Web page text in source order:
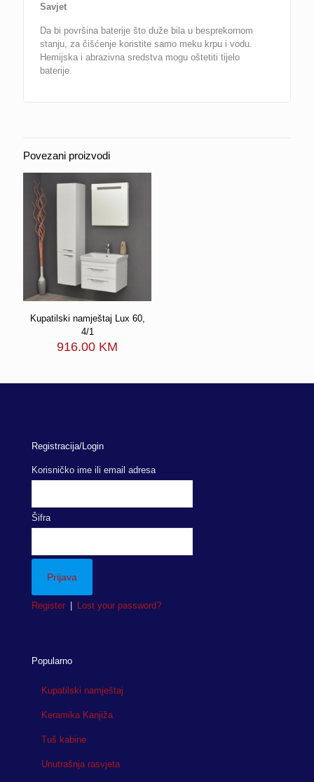
Savjet
Da bi površina baterije što duže bila u besprekornom
stanju, za čišćenje koristite samo meku krpu i vodu.
Hemijska i abrazivna sredstva mogu oštetiti tijelo
baterije.
Povezani proizvodi
Kupatilski namještaj Lux 60,
4/1
916.00 KM
Registracija/Login
Korisničko ime ili email adresa
Šifra
Register Lost your password?
Popularno
Kupatilski namještaj
Keramika Kanjiža
Tuš kabine
Unutrašnja rasvjeta